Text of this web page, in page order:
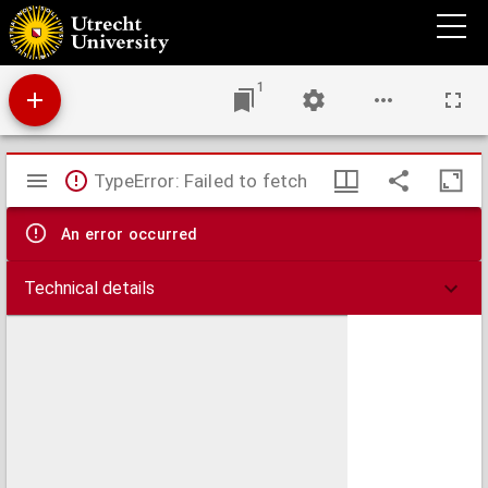
De velt-bovv ofte landt-winninghe: inhoudende eene rechte wel bestellinge eenes hofs
te bouwen: cruydt-hoven ende fruyt-hoven te maecken : alderhande bomen te planten:
byen te houden: te distilleren: beemden, vijvers, en̄ staende wateren te maken, ende
die te onderhouden: visschen te vangen: ackerlant te winnen: wijngaerden te oeffenen:
medicinale wijnen te bereyden: parc voor wilde beesten te maken: mitsgaders de wolve-
jacht.
1
Mirador
viewer
TypeError: Failed to fetch
An error occurred
Technical details